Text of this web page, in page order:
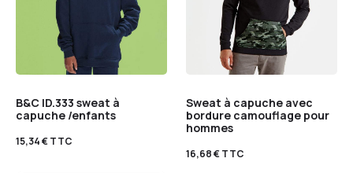
B&C ID.333 sweat à
capuche /enfants
15,34€TTC
Sweat à capuche avec
bordure camouflage pour
hommes
16,68€TTC